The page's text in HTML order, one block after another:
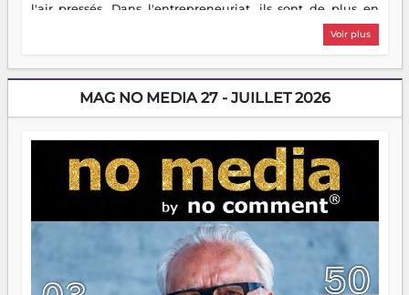
l'air pressés. Dans l'entrepreneuriat, ils sont de plus en
plus nombreux à se lancer, à créer, à risquer — souvent
sans filet, souvent sans aide, mais toujours avec cette
dorment vraiment la nuit. En culture, les nouvelles sont
encore meilleures. Aina Rasamoelina vient de décrocher le
Prix RFI Instrumental Afrique. Miangaly Elia rafle le Prix
jeunes qui tiennent la torche. Alors oui, on pourrait
s'arrêter là, applaudir et rentrer chez soi satisfait. Mais ce
serait passer à côté d'une chose essentielle. La fougue, ça
brûle fort — et parfois, ça brûle vite. Une flamme sans
direction peut éclairer autant qu'elle peut consumer. C'est
là que les aînés entrent en scène — pas pour reprendre le
gouvernail, mais pour montrer où sont les récifs. Les jeunes
ont la force, les vieux ont l'expérience, comme on dit. Ce
n'est pas un combat de générations — c'est une question
d'équipage. Partagez vos réussites, mais aussi vos échecs.
Voir plus
MAG NO MEDIA 27 - JUILLET 2026